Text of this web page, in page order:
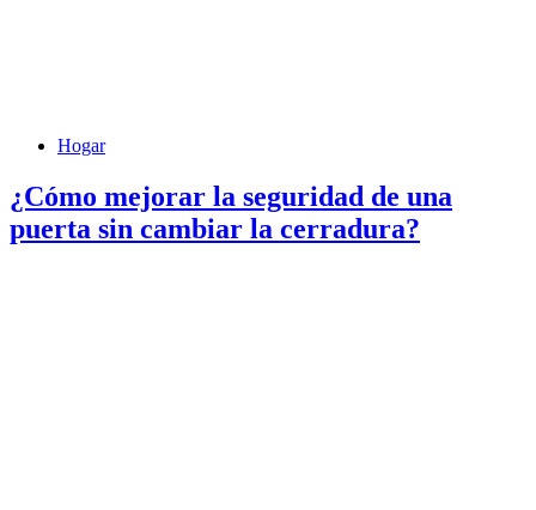
Hogar
¿Cómo mejorar la seguridad de una
puerta sin cambiar la cerradura?